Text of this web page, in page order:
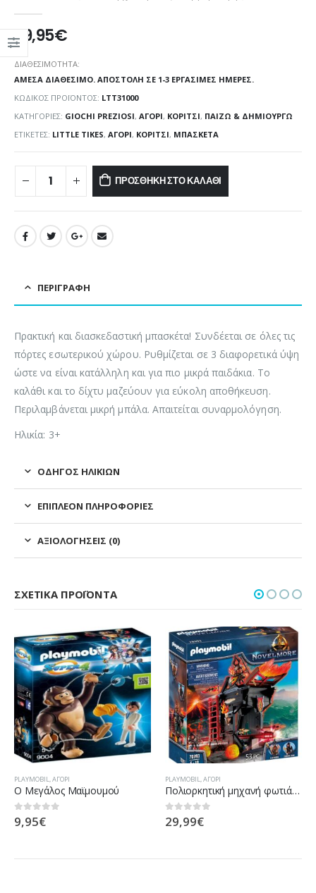
29,95€
ΔΙΑΘΕΣΙΜΌΤΗΤΑ:
ΆΜΕΣΑ ΔΙΑΘΈΣΙΜΟ. ΑΠΟΣΤΟΛΉ ΣΕ 1-3 ΕΡΓΆΣΙΜΕΣ ΗΜΈΡΕΣ.
ΚΩΔΙΚΌΣ ΠΡΟΪΌΝΤΟΣ: LTT31000
ΚΑΤΗΓΟΡΊΕΣ: GIOCHI PREZIOSI, ΑΓΌΡΙ, ΚΟΡΊΤΣΙ, ΠΑΊΖΩ & ΔΗΜΙΟΥΡΓΏ
ΕΤΙΚΈΤΕΣ: LITTLE TIKES, ΑΓΌΡΙ, ΚΟΡΊΤΣΙ, ΜΠΑΣΚΈΤΑ
ΠΡΟΣΘΉΚΗ ΣΤΟ ΚΑΛΆΘΙ
ΠΕΡΙΓΡΑΦΉ
Πρακτική και διασκεδαστική μπασκέτα! Συνδέεται σε όλες τις
πόρτες εσωτερικού χώρου. Ρυθμίζεται σε 3 διαφορετικά ύψη
ώστε να είναι κατάλληλη και για πιο μικρά παιδάκια. Το
καλάθι και το δίχτυ μαζεύουν για εύκολη αποθήκευση.
Περιλαμβάνεται μικρή μπάλα. Απαιτείται συναρμολόγηση.
Ηλικία: 3+
ΟΔΗΓΌΣ ΗΛΙΚΙΏΝ
ΕΠΙΠΛΈΟΝ ΠΛΗΡΟΦΟΡΊΕΣ
ΑΞΙΟΛΟΓΉΣΕΙΣ (0)
ΣΧΕΤΙΚΆ ΠΡΟΪΌΝΤΑ
PLAYMOBIL,ΑΓΌΡΙ
Ο Μεγάλος Μαϊμουμού
0out of 5
9,95€
PLAYMOBIL,ΑΓΌΡΙ
Πολιορκητική μηχανή φωτιάς του Μπέρναμ
0out of 5
29,99€